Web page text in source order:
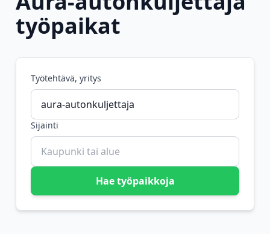
työpaikat
Työtehtävä, yritys
Sijainti
Hae työpaikkoja